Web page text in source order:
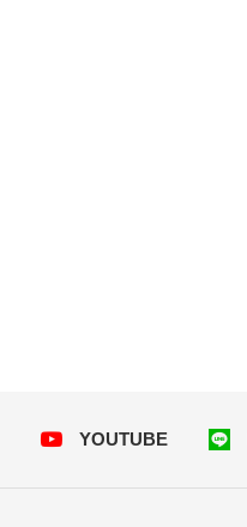
YOUTUBE